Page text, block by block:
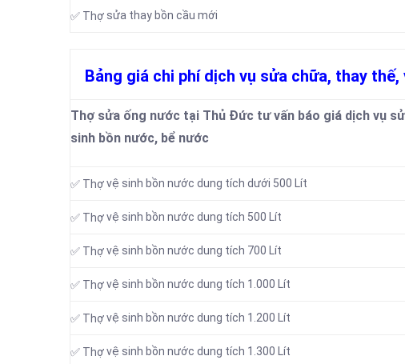
✅ Thợ sửa thay bồn cầu mới
Bảng giá chi phí dịch vụ sửa chữa, thay
Thợ sửa ống nước tại Thủ Đức tư vấn báo giá dịch vụ
sinh bồn nước, bể nước
✅ Thợvệ sinh bồn nước dung tích dưới 500 Lít
✅ Thợvệ sinh bồn nước dung tích 500 Lít
✅ Thợvệ sinh bồn nước dung tích 700 Lít
✅ Thợvệ sinh bồn nước dung tích 1.000 Lít
✅ Thợvệ sinh bồn nước dung tích 1.200 Lít
✅ Thợvệ sinh bồn nước dung tích 1.300 Lít